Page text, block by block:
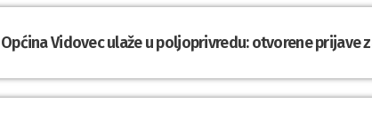
Općina Vidovec ulaže u poljoprivredu: otvorene prijave